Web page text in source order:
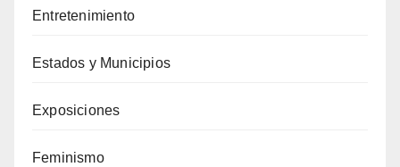
Entretenimiento
Estados y Municipios
Exposiciones
Feminismo